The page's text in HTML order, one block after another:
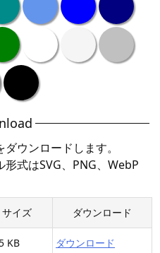
ウンロードします。
式はSVG、PNG、WebP
サイズ ダウンロード
KB ダウンロード